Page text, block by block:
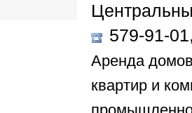
579-91-
Аренда
квартир и